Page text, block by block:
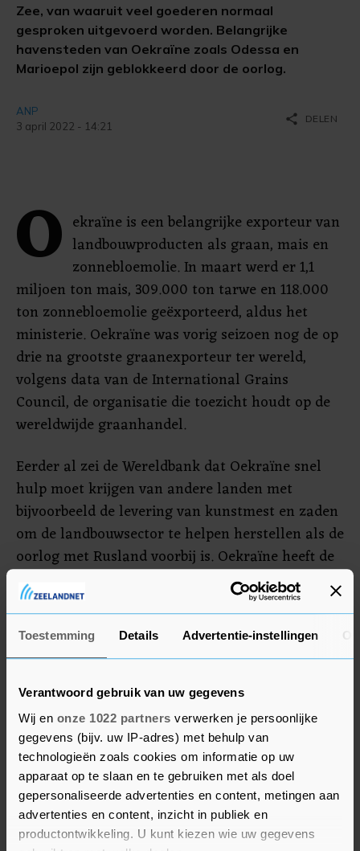
Toestemming Details Advertentie-instellingen
Verantwoord gebruik van uw gegevens
Wij en onze 1022 partners verwerken je persoonlijke
gegevens (bijv. uw IP-adres) met behulp van
technologieën zoals cookies om informatie op uw
apparaat op te slaan en te gebruiken met als doel
gepersonaliseerde advertenties en content, metingen aan
advertenties en content, inzicht in publiek en
productontwikkeling. U kunt kiezen wie uw gegevens
Zee, van waaruit veel goederen normaal
gesproken uitgevoerd worden. Belangrijke
havensteden van Oekraïne zoals Odessa en
Marioepol zijn geblokkeerd door de oorlog.
ANP
3 april 2022 - 14:21
share DELEN
O ekraïne is een belangrijke exporteur van
landbouwproducten als graan, mais en
zonnebloemolie. In maart werd er 1,1
miljoen ton mais, 309.000 ton tarwe en 118.000
ton zonnebloemolie geëxporteerd, aldus het
ministerie. Oekraïne was vorig seizoen nog de op
drie na grootste graanexporteur ter wereld,
volgens data van de International Grains
Council, de organisatie die toezicht houdt op de
wereldwijde graanhandel.
Eerder al zei de Wereldbank dat Oekraïne snel
hulp moet krijgen van andere landen met
bijvoorbeeld de levering van kunstmest en zaden
om de landbouwsector te helpen herstellen als de
oorlog met Rusland voorbij is. Oekraïne heeft de
export van bepaalde landbouwgoederen al aan
banden gelegd om zo de eigen
voedselvoorziening veilig te stellen. Met name
armere landen kunnen last krijgen van de door
en armoede, aldus de Wereldbank.